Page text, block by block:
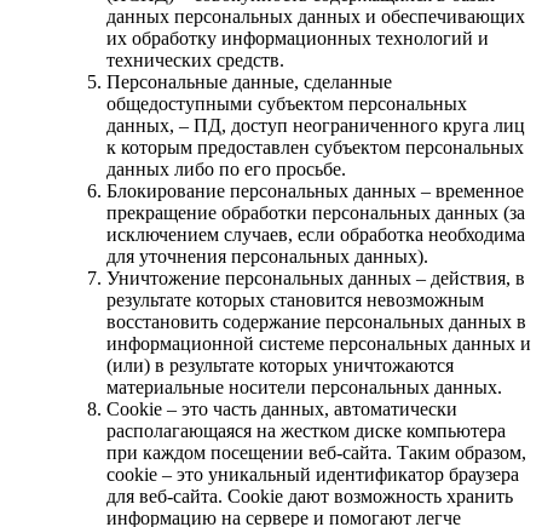
данных персональных данных и обеспечивающих
их обработку информационных технологий и
технических средств.
Персональные данные, сделанные
общедоступными субъектом персональных
данных, – ПД, доступ неограниченного круга лиц
к которым предоставлен субъектом персональных
данных либо по его просьбе.
Блокирование персональных данных – временное
прекращение обработки персональных данных (за
исключением случаев, если обработка необходима
для уточнения персональных данных).
Уничтожение персональных данных – действия, в
результате которых становится невозможным
восстановить содержание персональных данных в
информационной системе персональных данных и
(или) в результате которых уничтожаются
материальные носители персональных данных.
Cookie – это часть данных, автоматически
располагающаяся на жестком диске компьютера
при каждом посещении веб-сайта. Таким образом,
cookie – это уникальный идентификатор браузера
для веб-сайта. Cookie дают возможность хранить
информацию на сервере и помогают легче